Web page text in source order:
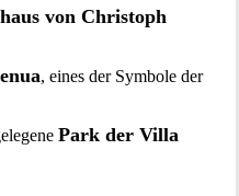
von Christoph
, eines der Symbole der
Park der Villa